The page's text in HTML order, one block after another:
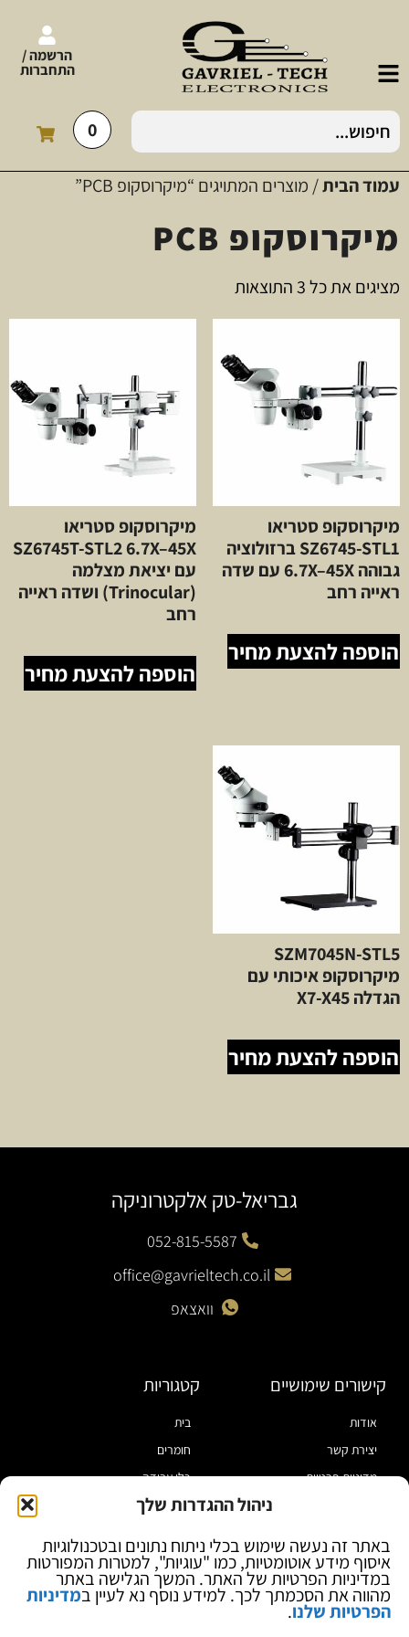
ניהול ההגדרות שלך
באתר זה נעשה שימוש בכלי ניתוח נתונים ובטכנולוגיות
איסוף מידע אוטומטיות, כמו "עוגיות", למטרות המפורטות
במדיניות הפרטיות של האתר. המשך הגלישה באתר
מהווה את הסכמתך לכך. למידע נוסף נא לעיין במדיניות
הפרטיות שלנו.
הרשמה /
התחברות
0
עמוד הבית/ מוצרים המתויגים “מיקרוסקופ PCB”
מיקרוסקופ PCB
מציגים את כל ⁦3⁩ התוצאות
מיקרוסקופ סטריאו
SZ6745-STL1 ברזולוציה
גבוהה 6.7X–45X עם שדה
ראייה רחב
הוספה להצעת מחיר
מיקרוסקופ סטריאו
SZ6745T-STL2 6.7X–45X
עם יציאת מצלמה
(Trinocular) ושדה ראייה
רחב
הוספה להצעת מחיר
SZM7045N-STL5
מיקרוסקופ איכותי עם
הגדלה X7-X45
הוספה להצעת מחיר
גבריאל-טק אלקטרוניקה
052-815-5587
office@gavrieltech.co.il
וואצאפ
קישורים שימושיים
אודות
יצירת קשר
מדיניות פרטיות
בלוג
קטגוריות
בית
חומרים
כלי עבודה
מוצרי הלחמה
ספקי כח ומודדים
ציוד אופטי להגדלה